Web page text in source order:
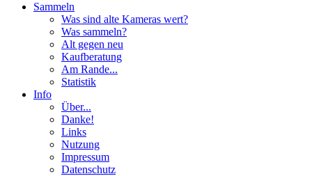
Sammeln
Was sind alte Kameras wert?
Was sammeln?
Alt gegen neu
Kaufberatung
Am Rande...
Statistik
Info
Über...
Danke!
Links
Nutzung
Impressum
Datenschutz